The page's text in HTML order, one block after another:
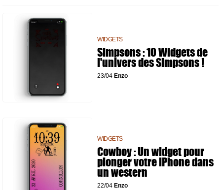
WIDGETS
Simpsons : 10 Widgets de
l'univers des Simpsons !
23/04 Enzo
WIDGETS
Cowboy : Un widget pour
plonger votre iPhone dans
un western
22/04 Enzo